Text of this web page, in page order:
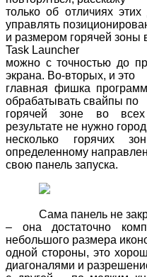
только об отличиях
управлять
и размером горячей зоны
Task Launcher
можно с точностью до
экрана. Во-вторых, и это
главная фишка
обрабатывать свайпы по
горячей зоне во
результате не нужно
несколько горячих
определенному
свою панель запуска.
Сама панель не
– она достаточно
небольшого размера
одной стороны, это
диагоналями и